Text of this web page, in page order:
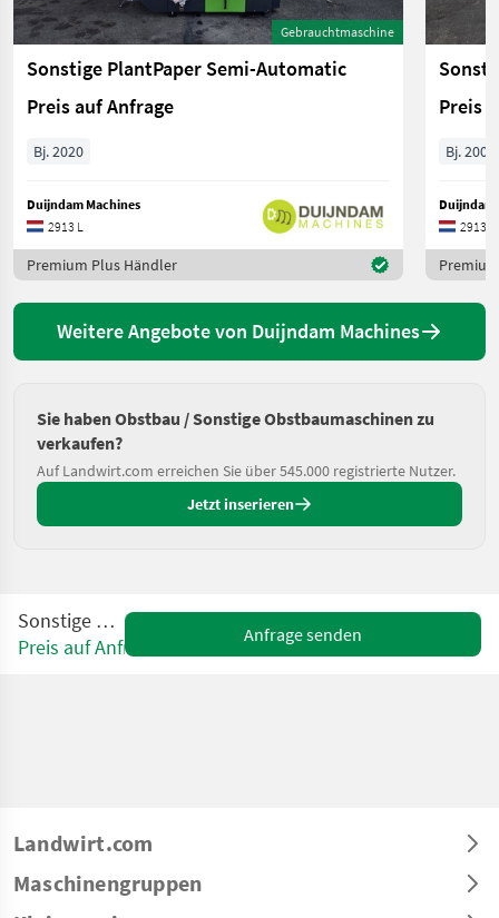
Gebrauchtmaschine
Sonstige PlantPaper Semi-Automatic
Preis auf Anfrage
Bj. 2020
Duijndam Machines
2913 L
Premium Plus Händler
Preis
Bj. 2006
Duijndam
2913 L
Weitere Angebote von Duijndam Machines
Sie haben Obstbau / Sonstige Obstbaumaschinen zu
verkaufen?
Auf Landwirt.com erreichen Sie über 545.000 registrierte Nutzer.
Jetzt inserieren
Sonstige Twister
Preis auf Anfrage
Anfrage senden
Landwirt.com
Maschinengruppen